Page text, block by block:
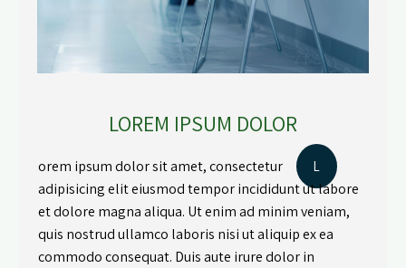
LOREM IPSUM DOLOR
L
orem ipsum dolor sit amet, consectetur
adipisicing elit eiusmod tempor incididunt ut labore
et dolore magna aliqua. Ut enim ad minim veniam,
quis nostrud ullamco laboris nisi ut aliquip ex ea
commodo consequat. Duis aute irure dolor in